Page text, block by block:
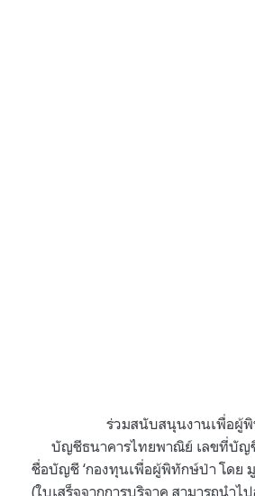
ร่วมสนับสนุนงานเพื่อผู้
บัญชีธนาคารไทยพาณิย์ เลขที่บัญ
ชื่อบัญชี ‘กองทุนเพื่อผู้พิทักษ์ป่า โดย มู
(ใบเสร็จจากการบริจาค สามารถนำ